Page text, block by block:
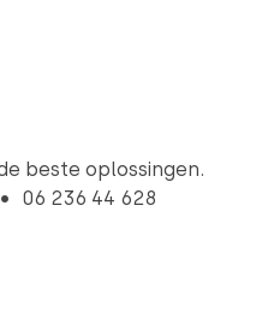
beste oplossingen.
06 236 44 628